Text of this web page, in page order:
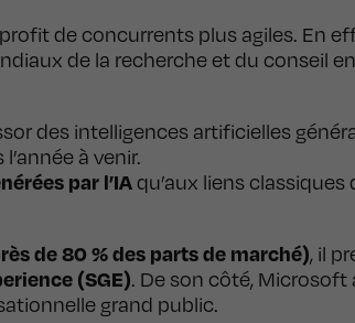
de concurrents plus agiles. En
de la recherche et du conseil en
des intelligences artificielles
l’année à venir.
par l’IAqu’aux liens
de 80 % des parts de marché), il
(SGE). De son côté, Microsoft
grand public.